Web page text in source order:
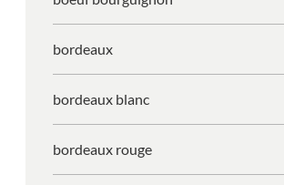
bordeaux
bordeaux blanc
bordeaux rouge